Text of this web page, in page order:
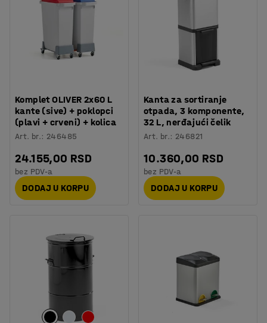
Komplet OLIVER 2x60 L
kante (sive) + poklopci
(plavi + crveni) + kolica
Art. br.: 246485
24.155,00 RSD
bez PDV-a
DODAJ U KORPU
Kanta za sortiranje
otpada, 3 komponente,
32 L, nerđajući čelik
Art. br.: 246821
10.360,00 RSD
bez PDV-a
DODAJ U KORPU